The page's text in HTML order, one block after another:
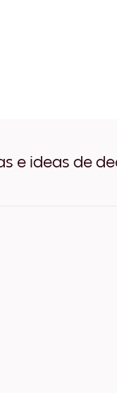
e ideas de